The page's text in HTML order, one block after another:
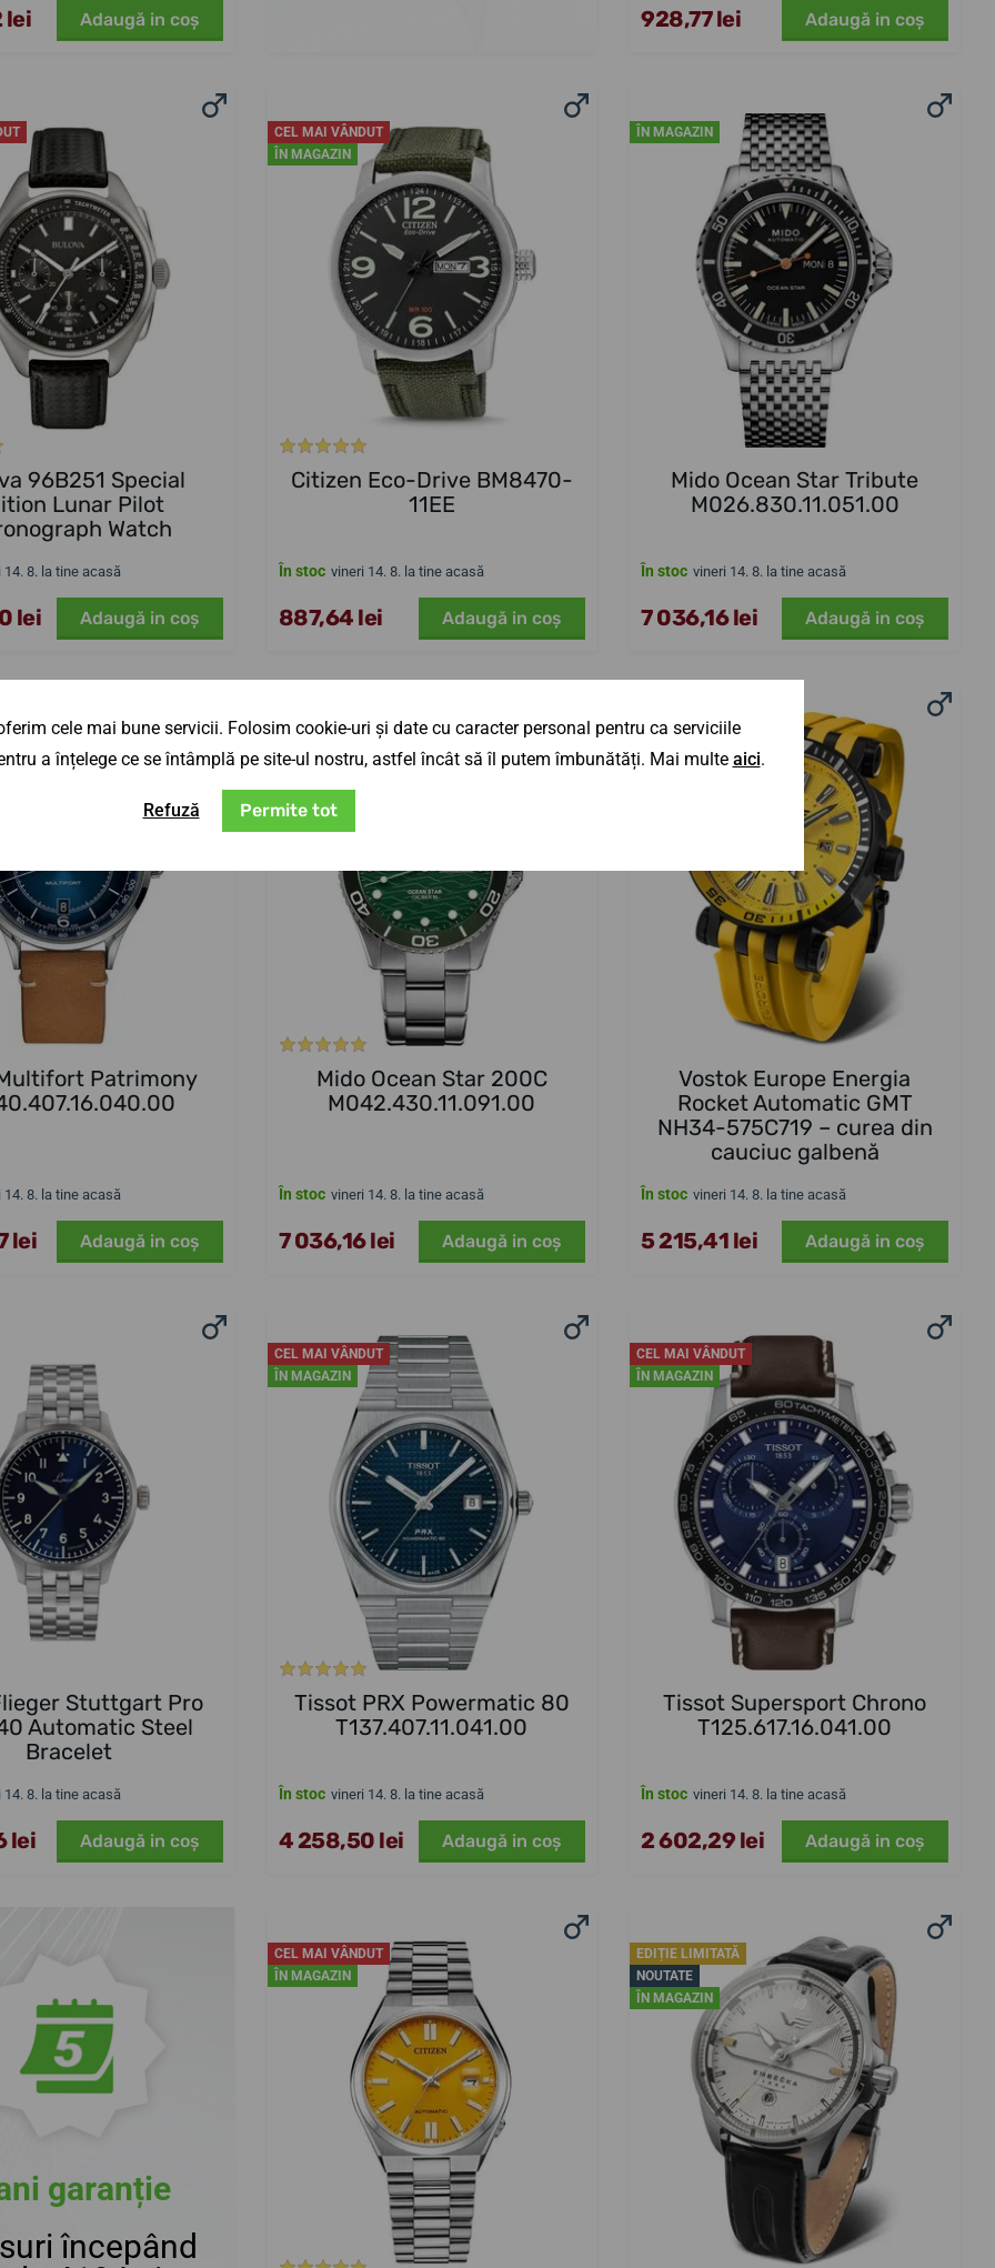
lei Adaugă in coş 928,77 lei Adaugă in coş
96B251 Special
Lunar Pilot
Watch
14. 8. la tine acasă
lei Adaugă in coş
CEL MAI VÂNDUT
ÎN MAGAZIN
Citizen Eco-Drive BM8470-
11EE
În stoc vineri 14. 8. la tine acasă
887,64 lei Adaugă in coş
ÎN MAGAZIN
Mido Ocean Star Tribute
M026.830.11.051.00
În stoc vineri 14. 8. la tine acasă
7 036,16 lei Adaugă in coş
Patrimony
14. 8. la tine acasă
lei Adaugă in coş
ÎN MAGAZIN
Mido Ocean Star 200C
M042.430.11.091.00
În stoc vineri 14. 8. la tine acasă
7 036,16 lei Adaugă in coş
CUREA SUPLIMENTARĂ
NOUTATE
Vostok Europe Energia
Rocket Automatic GMT
NH34-575C719 – curea din
cauciuc galbenă
În stoc vineri 14. 8. la tine acasă
5 215,41 lei Adaugă in coş
Stuttgart Pro
Automatic Steel
Bracelet
14. 8. la tine acasă
lei Adaugă in coş
CEL MAI VÂNDUT
ÎN MAGAZIN
Tissot PRX Powermatic 80
T137.407.11.041.00
În stoc vineri 14. 8. la tine acasă
4 258,50 lei Adaugă in coş
CEL MAI VÂNDUT
ÎN MAGAZIN
Tissot Supersport Chrono
T125.617.16.041.00
În stoc vineri 14. 8. la tine acasă
2 602,29 lei Adaugă in coş
garanție
începând
CEL MAI VÂNDUT
ÎN MAGAZIN
EDIȚIE LIMITATĂ
NOUTATE
ÎN MAGAZIN
cele mai bune servicii. Folosim cookie-uri și date cu caracter personal pentru ca serviciile
a înțelege ce se întâmplă pe site-ul nostru, astfel încât să îl putem îmbunătăți. Mai multe aici.
Refuză Permite tot